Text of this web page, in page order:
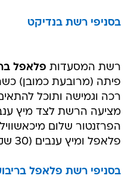
בסניפי רשת בנדיקט
רשת המסעדות פלאפל
פיתה (מרובעת כמובן)
רכה וגמישה ותוכל
מציעה הרשת לצד מיץ
הפרזנטור שלום
פלאפל ומיץ ענבים (30 שקלים).
בסניפי רשת פלאפל